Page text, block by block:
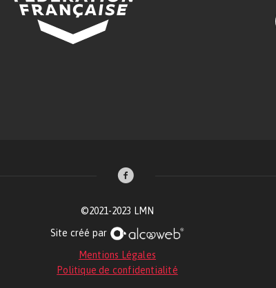
©2021-2023 LMN
Site créé par
Mentions Légales
Politique de confidentialité